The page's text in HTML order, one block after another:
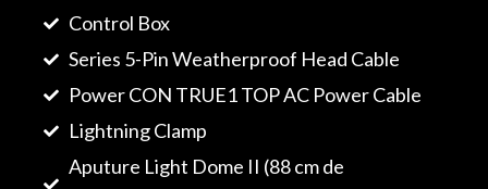
Control Box
Series 5-Pin Weatherproof Head Cable
Power CON TRUE1 TOP AC Power Cable
Lightning Clamp
Aputure Light Dome II (88 cm de